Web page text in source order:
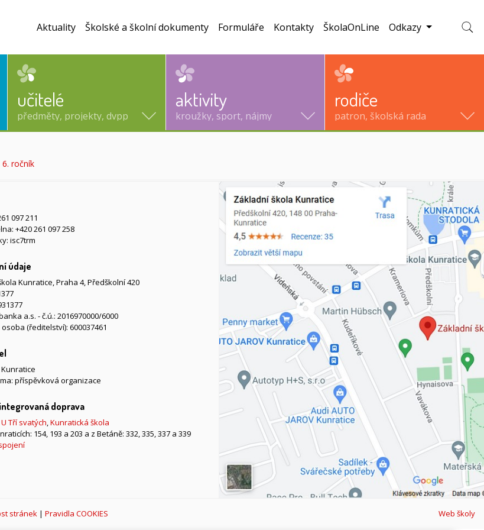
učitelé
předměty, projekty, dvpp
aktivity
kroužky, sport, nájmy
rodiče
patron, školská rada
Aktuality Školské a školní dokumenty Formuláře Kontakty ŠkolaOnLine Odkazy
6. ročník
097 211
+420 261 097 258
isc7trm
údaje
Kunratice, Praha 4, Předškolní 420
a.s. - č.ú.: 2016970000/6000
(ředitelství): 600037461
příspěvková organizace
doprava
U Tří svatých,Kunratická škola
154, 193 a 203 a z Betáně: 332, 335, 337 a 339
stránek | Pravidla COOKIES Web školy